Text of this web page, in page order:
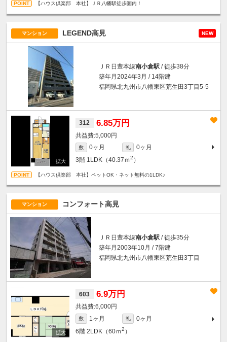
【ハウス倶楽部 本社】ＪＲ八幡駅徒歩圏内！
マンション LEGEND高見 NEW
ＪＲ日豊本線南小倉駅 / 徒歩38分
築年月2024年3月 / 14階建
福岡県北九州市八幡東区荒生田3丁目5-5
312 6.85万円
5,000円
敷 0ヶ月 礼
0ヶ月
3階 1LDK（40.37ｍ2 ）
【ハウス倶楽部 本社】ペットOK・ネット無料の1LDK♪
マンション コンフォート高見
ＪＲ日豊本線南小倉駅 / 徒歩35分
築年月2003年10月 / 7階建
福岡県北九州市八幡東区荒生田3丁目
603 6.9万円
6,000円
敷 1ヶ月 礼
0ヶ月
6階 2LDK（60ｍ2 ）